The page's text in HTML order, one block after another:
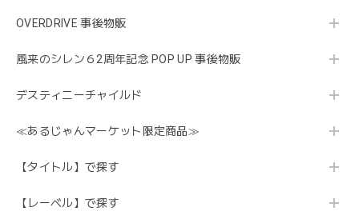
OVERDRIVE 事後物販
風来のシレン６2周年記念 POP UP 事後物販
デスティニーチャイルド
≪あるじゃんマーケット限定商品≫
【タイトル】で探す
【レーベル】で探す